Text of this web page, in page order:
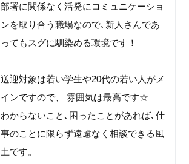
部署に関係なく活発にコミュニケーショ
ンを取り合う職場なので､新人さんであ
ってもスグに馴染める環境です！
送迎対象は若い学生や20代の若い人がメ
インですので、 雰囲気は最高です☆
わからないこと､困ったことがあれば､仕
事のことに限らず遠慮なく相談できる風
土です。